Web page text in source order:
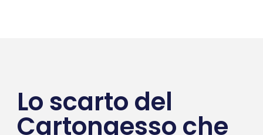
Lo scarto del
Cartongesso che